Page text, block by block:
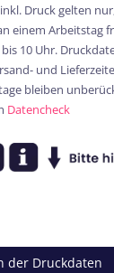
Druck gelten
einem Arbeitstag
10 Uhr.
und
bleiben
Datencheck
der Druckdaten